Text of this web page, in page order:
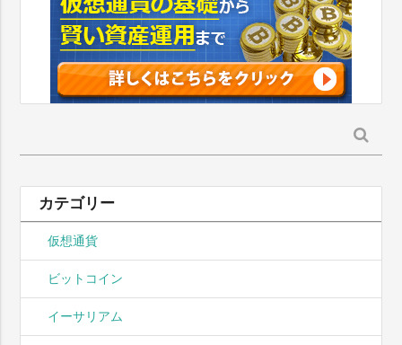
索:
カテゴリー
仮想通貨
ビットコイン
イーサリアム